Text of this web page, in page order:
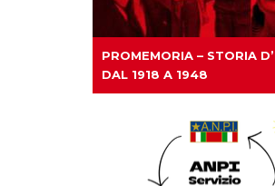
PROMEMORIA – STORIA
DAL 1918 A 1948